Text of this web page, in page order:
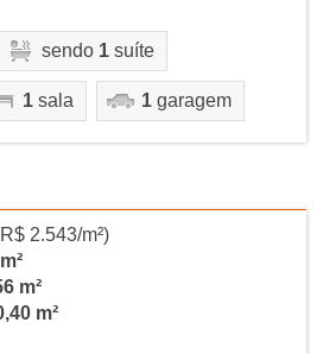
sendo 1suíte
1sala 1garagem
2.543/m²)
m²
m²